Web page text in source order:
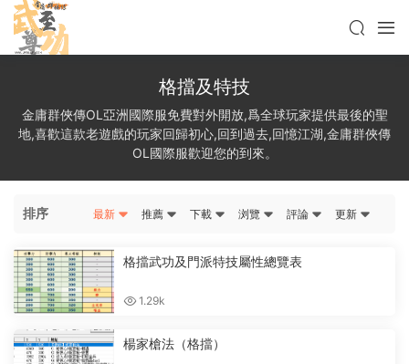
格擋及特技
金庸群俠傳OL亞洲國際服免費對外開放,爲全球玩家提供最後的聖
地,喜歡這款老遊戲的玩家回歸初心,回到過去,回憶江湖,金庸群俠傳
OL國際服歡迎您的到來。
排序 最新 推薦 下載 浏覽 評論 更新
格擋武功及門派特技屬性總覽表
1.29k
楊家槍法（格擋）